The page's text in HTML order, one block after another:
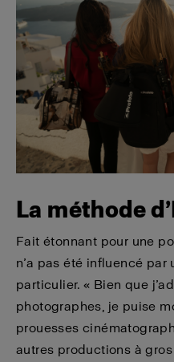
La méthode
Fait étonnant pour une
n’a pas été influencé par
particulier. « Bien que
photographes, je puise
prouesses
autres productions à